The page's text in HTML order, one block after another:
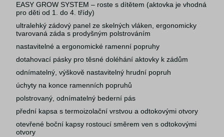
EASY GROW SYSTEM – roste s dítětem (aktovka je vhodná
pro děti od 1. do 4. třídy)
ultralehký zádový panel ze skelných vláken, ergonomicky
tvarovaná záda s prodyšným polstrováním
nastavitelné a ergonomické ramenní popruhy
dotahovací pásky pro těsné doléhání aktovky k zádům
odnímatelný, výškově nastavitelný hrudní popruh
úchyty na konce ramenních popruhů
polstrovaný, odnímatelný bederní pás
přední kapsa s termoizolační vrstvou a odtokovými otvory
otevřené boční kapsy rostoucí směrem ven s odtokovými
otvory